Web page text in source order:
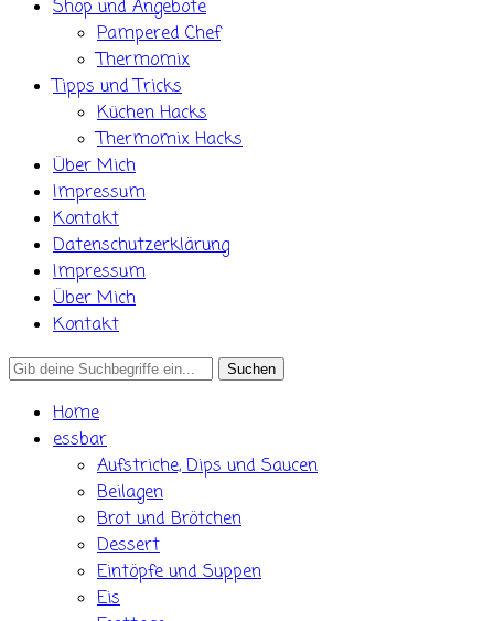
Shop und Angebote
Pampered Chef
Thermomix
Tipps und Tricks
Küchen Hacks
Thermomix Hacks
Über Mich
Impressum
Kontakt
Datenschutzerklärung
Impressum
Über Mich
Kontakt
Search
Home
essbar
Aufstriche, Dips und Saucen
Beilagen
Brot und Brötchen
Dessert
Eintöpfe und Suppen
Eis